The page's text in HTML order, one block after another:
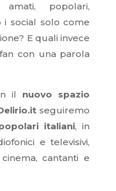
popolari,
i social solo come
E quali invece
con una parola
il nuovo spazio
seguiremo
italiani, in
e televisivi,
cantanti e